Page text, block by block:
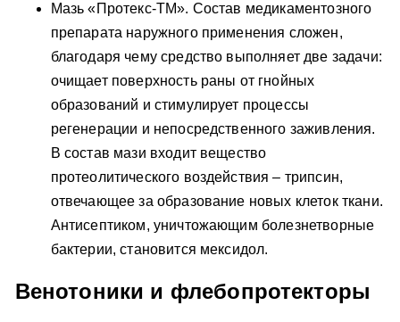
Мазь «Протекс-ТМ». Состав медикаментозного
препарата наружного применения сложен,
благодаря чему средство выполняет две задачи:
очищает поверхность раны от гнойных
образований и стимулирует процессы
регенерации и непосредственного заживления.
В состав мази входит вещество
протеолитического воздействия – трипсин,
отвечающее за образование новых клеток ткани.
Антисептиком, уничтожающим болезнетворные
бактерии, становится мексидол.
Венотоники и флебопротекторы